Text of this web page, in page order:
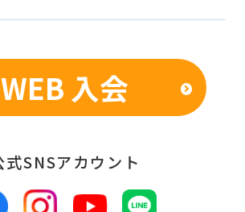
WEB 入会
式SNSアカウント